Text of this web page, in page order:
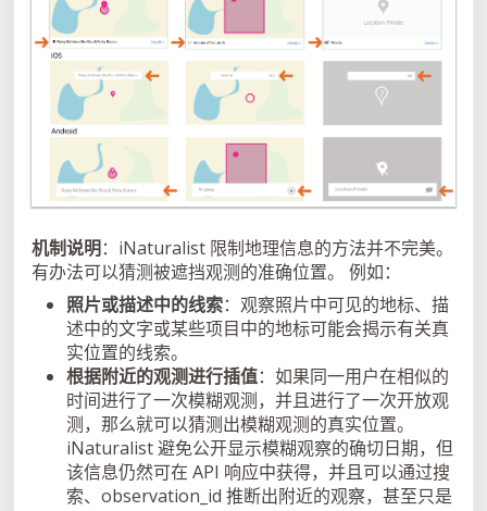
机制说明：iNaturalist 限制地理信息的方法并不完美。
有办法可以猜测被遮挡观测的准确位置。 例如：
照片或描述中的线索：观察照片中可见的地标、描
述中的文字或某些项目中的地标可能会揭示有关真
实位置的线索。
根据附近的观测进行插值：如果同一用户在相似的
时间进行了一次模糊观测，并且进行了一次开放观
测，那么就可以猜测出模糊观测的真实位置。
iNaturalist 避免公开显示模糊观察的确切日期，但
该信息仍然可在 API 响应中获得，并且可以通过搜
索、observation_id 推断出附近的观察，甚至只是